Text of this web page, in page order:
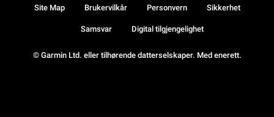
© Garmin Ltd. eller tilhørende datterselskaper. Med enerett.
Site Map Brukervilkår Personvern Sikkerhet
Samsvar Digital tilgjengelighet